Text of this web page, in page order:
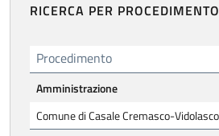
RICERCA PER PROCEDIMENTO
Procedimento
Amministrazione